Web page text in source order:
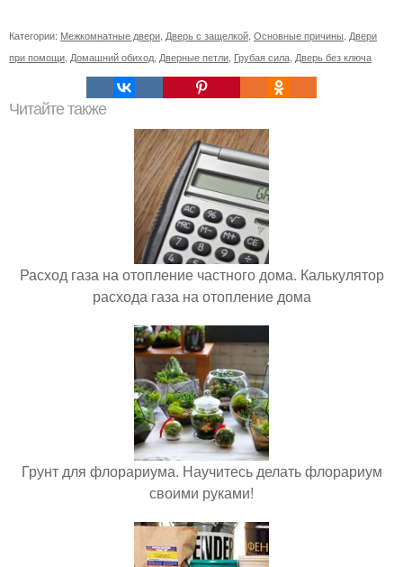
Категории: Межкомнатные двери Дверь с защелкой Основные причины Двери
при помощи Домашний обиход Дверные петли Грубая сила Дверь без ключа
Читайте также
Расход газа на отопление частного дома. Калькулятор
расхода газа на отопление дома
Грунт для флорариума. Научитесь делать флорариум
своими руками!